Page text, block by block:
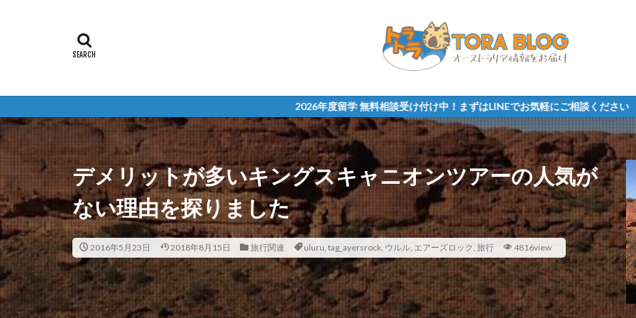
2026年度留学 無料相談受け付け中！まずはLINEでお気軽にご相談ください
デメリットが多いキングスキャニオンツアーの人気が
ない理由を探りました
2016年5月23日 2018年8月15日 旅行関連 uluru, tag_ayersrock, ウルル, エアーズロック, 旅行 4816view